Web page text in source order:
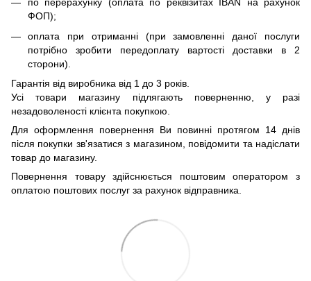
ФОП);
оплата при отриманні (при замовленні даної послуги
потрібно зробити передоплату вартості доставки в 2
сторони).
Гарантія від виробника від 1 до 3 років.
Усі товари магазину підлягають поверненню, у разі
незадоволеності клієнта покупкою.
Для оформлення повернення Ви повинні протягом 14 днів
після покупки зв'язатися з магазином, повідомити та надіслати
товар до магазину.
Повернення товару здійснюється поштовим оператором з
оплатою поштових послуг за рахунок відправника.